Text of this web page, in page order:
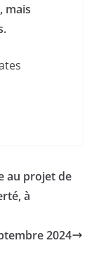
mais
au projet de
à
2024